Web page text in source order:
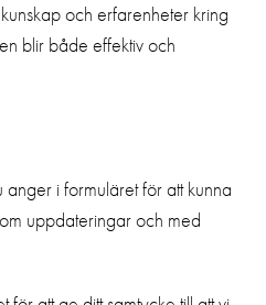
och erfarenheter kring
blir både effektiv och
i formuläret för att kunna
uppdateringar och med